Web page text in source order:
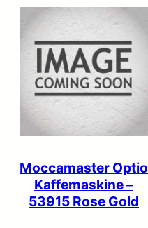
Moccamaster Optio
Kaffemaskine –
53915 Rose Gold